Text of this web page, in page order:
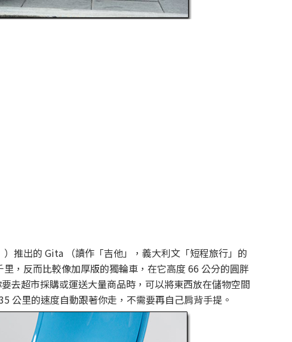
推出的 Gita （讀作「吉他」，義大利文「短程旅行」的
，反而比較像加厚版的獨輪車，在它高度 66 公分的圓胖
去超市採購或運送大量商品時，可以將東西放在儲物空間
公里的速度自動跟著你走，不需要再自己肩背手提。